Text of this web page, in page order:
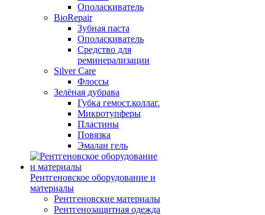
Ополаскиватель
BioRepair
Зубная паста
Ополаскиватель
Средство для
реминерализации
Silver Care
Флоссы
Зелёная дубрава
Губка гемост.коллаг.
Микротупферы
Пластины
Повязка
Эмалан гель
Рентгеновское оборудование и
материалы
Рентгеновские материалы
Рентгенозащитная одежда